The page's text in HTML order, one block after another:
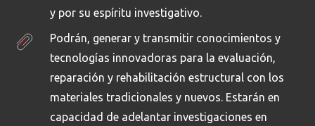
y por su espíritu investigativo.
Podrán, generar y transmitir conocimientos y
tecnologías innovadoras para la evaluación,
reparación y rehabilitación estructural con los
materiales tradicionales y nuevos. Estarán en
capacidad de adelantar investigaciones en